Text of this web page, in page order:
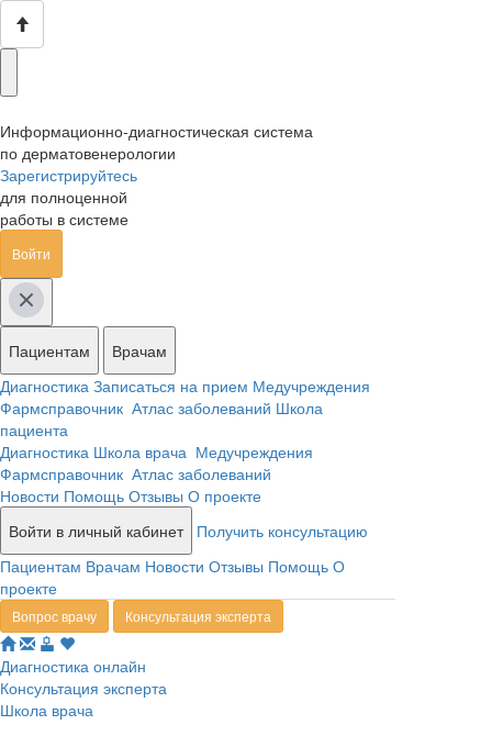
Информационно-диагностическая система
по дерматовенерологии
Зарегистрируйтесь
для полноценной
работы в системе
Войти
Пациентам
Врачам
Диагностика Записаться на прием Медучреждения
Фармсправочник Атлас заболеваний Школа
пациента
Диагностика Школа врача Медучреждения
Фармсправочник Атлас заболеваний
Новости Помощь Отзывы О проекте
Войти в личный кабинет
Получить консультацию
Пациентам Врачам Новости Отзывы Помощь О
проекте
Вопрос врачу Консультация эксперта
Диагностика онлайн
Консультация эксперта
Школа врача